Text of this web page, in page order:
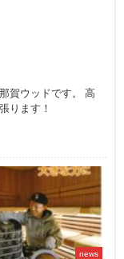
賀ウッドです。 高
ります！
news